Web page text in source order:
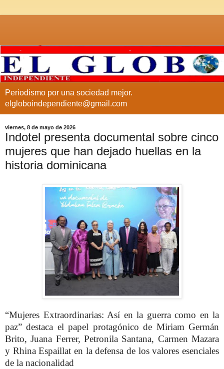
Periodismo por una sociedad mejor.
elgloboindependiente@gmail.com
viernes, 8 de mayo de 2026
Indotel presenta documental sobre cinco
mujeres que han dejado huellas en la
historia dominicana
“Mujeres Extraordinarias: Así en la guerra como en la
paz” destaca el papel protagónico de Miriam Germán
Brito, Juana Ferrer, Petronila Santana, Carmen Mazara
y Rhina Espaillat en la defensa de los valores esenciales
de la nacionalidad